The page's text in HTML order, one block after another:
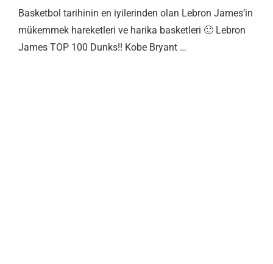
Basketbol tarihinin en iyilerinden olan Lebron James’in
mükemmek hareketleri ve harika basketleri 🙂 Lebron
James TOP 100 Dunks!! Kobe Bryant …